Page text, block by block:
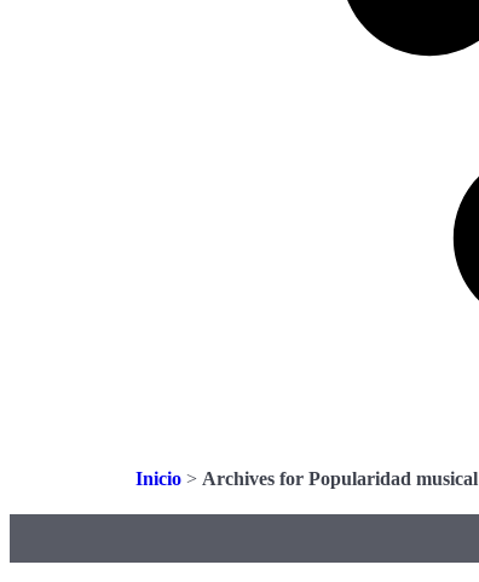
Inicio > Archives for Popularidad musical